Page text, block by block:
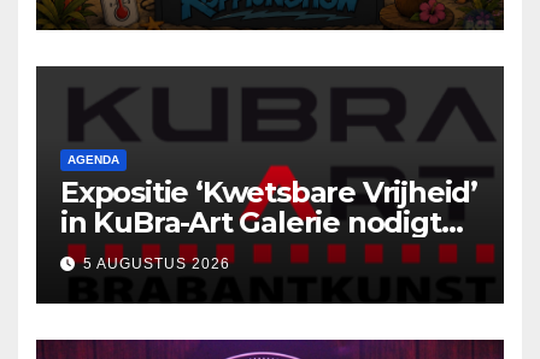
AGENDA
Expositie ‘Kwetsbare Vrijheid’
in KuBra-Art Galerie nodigt
uit tot ontmoeting en
reflectie
5 AUGUSTUS 2026